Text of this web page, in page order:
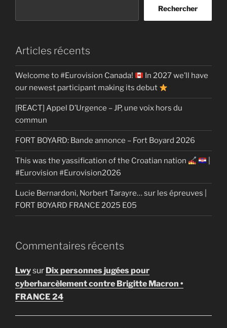
Rechercher
Articles récents
Welcome to #Eurovision Canada!
In 2027 we’ll have
our newest participant making its debut
[REACT] Appel D’Urgence – JP, une voix hors du
commun
FORT BOYARD: Bande annonce – Fort Boyard 2026
This was the yassification of the Croatian nation
#Eurovision #Eurovision2026
Lucie Bernardoni, Norbert Tarayre… sur les épreuves |
FORT BOYARD FRANCE 2025 E05
Commentaires récents
Lwysur Dix personnes jugées pour
cyberharcèlement contre Brigitte Macron •
FRANCE 24